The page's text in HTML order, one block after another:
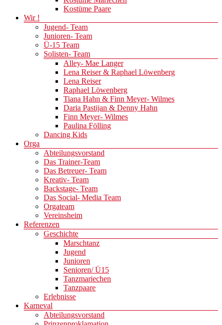
Kostüme Paare
Wir !
Jugend- Team
Junioren- Team
Ü-15 Team
Solisten- Team
Alley- Mae Langer
Lena Reiser & Raphael Löwenberg
Lena Reiser
Raphael Löwenberg
Tiana Hahn & Finn Meyer- Wilmes
Daria Pastijan & Denny Hahn
Finn Meyer- Wilmes
Paulina Fölling
Dancing Kids
Orga
Abteilungsvorstand
Das Trainer-Team
Das Betreuer- Team
Kreativ- Team
Backstage- Team
Das Social- Media Team
Orgateam
Vereinsheim
Referenzen
Geschichte
Marschtanz
Jugend
Junioren
Senioren/ Ü15
Tanzmariechen
Tanzpaare
Erlebnisse
Karneval
Abteilungsvorstand